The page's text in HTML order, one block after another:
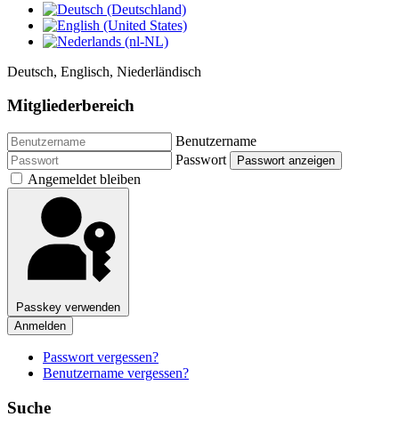
Deutsch, Englisch, Niederländisch
Mitgliederbereich
Benutzername
Passwort
Passwort anzeigen
Angemeldet bleiben
Passkey verwenden
Anmelden
Passwort vergessen?
Benutzername vergessen?
Suche